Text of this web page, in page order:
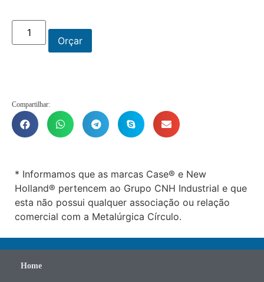
Orçar
Compartilhar:
* Informamos que as marcas Case® e New
Holland® pertencem ao Grupo CNH Industrial e que
esta não possui qualquer associação ou relação
comercial com a Metalúrgica Círculo.
Home